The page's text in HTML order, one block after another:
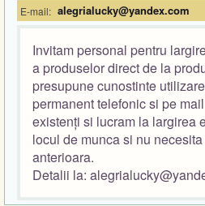
E-mail: alegrialucky@yandex.com
Invitam personal pentru
a produselor direct de la
presupune cunostinte
permanent telefonic si pe
existenți si lucram la largirea
locul de munca si nu
anterioara.
Detalii la: